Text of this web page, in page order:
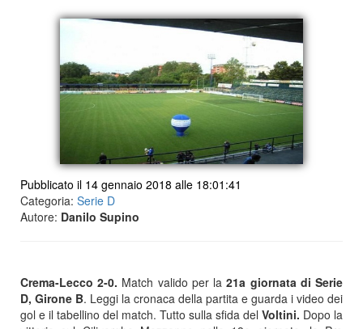
Pubblicato il 14 gennaio 2018 alle 18:01:41
Categoria: Serie D
Autore: Danilo Supino
Crema-Lecco 2-0. Match valido per la21a giornata di Serie
D, Girone B. Leggi la cronaca della partita e guarda i video dei
gol e il tabellino del match. Tutto sulla sfida del Voltini. Dopo la